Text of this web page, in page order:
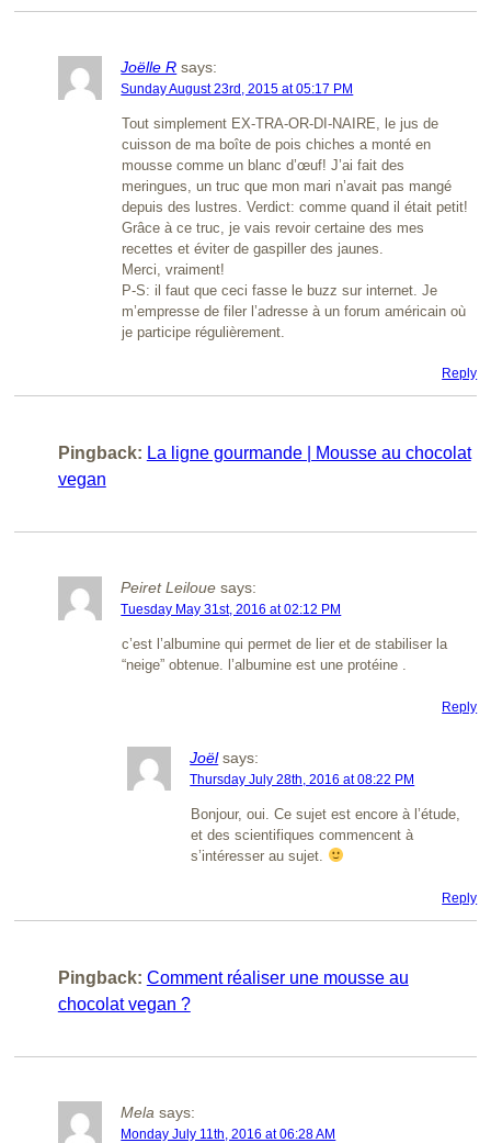
Joëlle R says:
Sunday August 23rd, 2015 at 05:17 PM
Tout simplement EX-TRA-OR-DI-NAIRE, le jus de
cuisson de ma boîte de pois chiches a monté en
mousse comme un blanc d’œuf! J’ai fait des
meringues, un truc que mon mari n’avait pas mangé
depuis des lustres. Verdict: comme quand il était petit!
Grâce à ce truc, je vais revoir certaine des mes
recettes et éviter de gaspiller des jaunes.
Merci, vraiment!
P-S: il faut que ceci fasse le buzz sur internet. Je
m’empresse de filer l’adresse à un forum américain où
je participe régulièrement.
Reply
Pingback: La ligne gourmande | Mousse au chocolat
vegan
Peiret Leiloue says:
Tuesday May 31st, 2016 at 02:12 PM
c’est l’albumine qui permet de lier et de stabiliser la
“neige” obtenue. l’albumine est une protéine .
Reply
Joël says:
Thursday July 28th, 2016 at 08:22 PM
Bonjour, oui. Ce sujet est encore à l’étude,
et des scientifiques commencent à
s’intéresser au sujet.
Reply
Pingback: Comment réaliser une mousse au
chocolat vegan ?
Mela says:
Monday July 11th, 2016 at 06:28 AM